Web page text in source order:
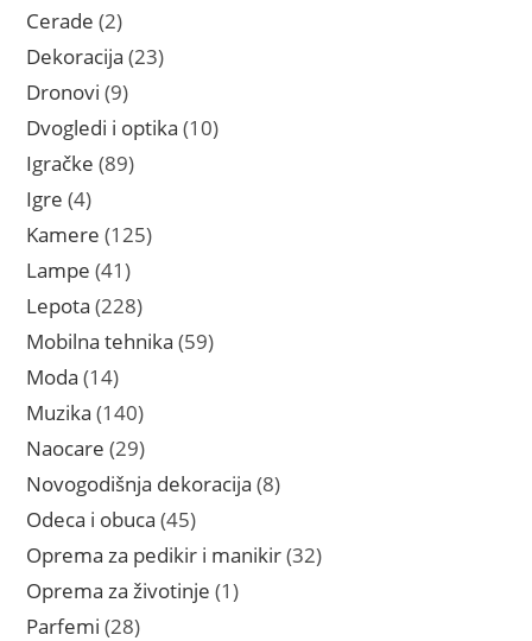
Cerade 22
proizvoda
Dekoracija 2323
Dronovi 99
proizvoda
Dvogledi i optika 1010
Igračke 8989
Igre 44
proizvoda
Kamere 125125
Lampe 4141
proizvod
Lepota 228228
proizvoda
Mobilna tehnika 5959
Moda 1414
proizvoda
Muzika 140140
proizvoda
Naocare 2929
proizvoda
Novogodišnja dekoracija 88
Odeca i obuca 4545
proizvoda
Oprema za pedikir i manikir 3232
Oprema za životinje 11
Parfemi 2828